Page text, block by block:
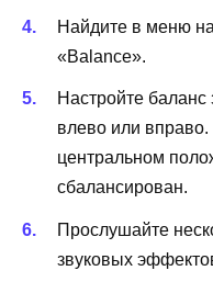
Найдите в меню
«Balance».
Настройте
влево или вправо.
центральном
сбалансирован.
Прослушайте
звуковых